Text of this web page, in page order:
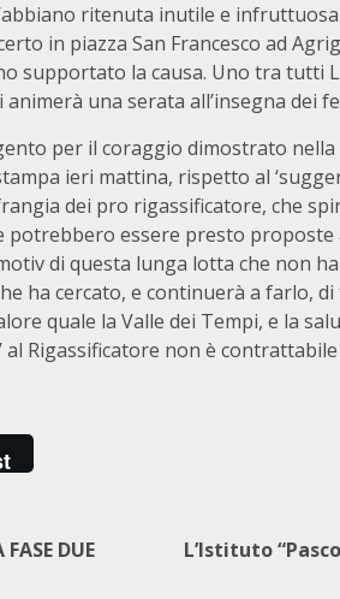
ritenuta inutile e
in piazza San Francesco ad
supportato la causa. Uno tra tutti
una serata all’insegna dei
per il coraggio dimostrato
ieri mattina, rispetto al
dei pro rigassificatore, che
potrebbero essere presto proposte
di questa lunga lotta che non
ha cercato, e continuerà a farlo,
quale la Valle dei Tempi, e la
al Rigassificatore non è
DUE
L’Istituto